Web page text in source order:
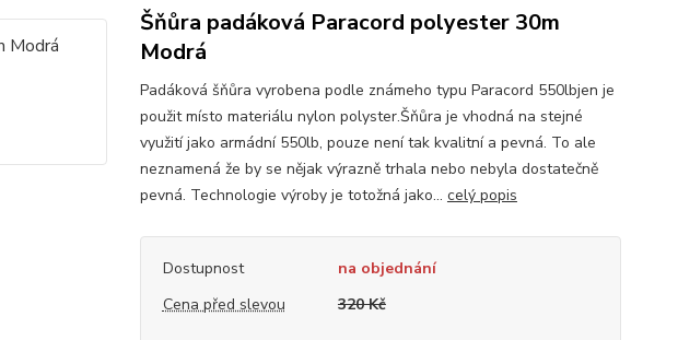
Šňůra padáková Paracord polyester 30m
Modrá
Padáková šňůra vyrobena podle známeho typu Paracord 550lbjen je
použit místo materiálu nylon polyster.Šňůra je vhodná na stejné
využití jako armádní 550lb, pouze není tak kvalitní a pevná. To ale
neznamená že by se nějak výrazně trhala nebo nebyla dostatečně
pevná. Technologie výroby je totožná jako... celý popis
Dostupnost
na objednání
Cena před slevou
320 Kč